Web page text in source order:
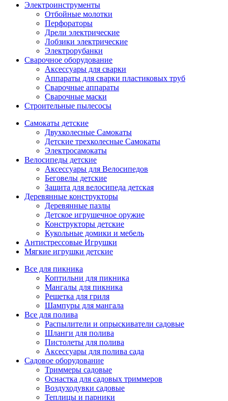
Электроинструменты
Отбойные молотки
Перфораторы
Дрели электрические
Лобзики электрические
Электрорубанки
Сварочное оборудование
Аксессуары для сварки
Аппараты для сварки пластиковых труб
Сварочные аппараты
Сварочные маски
Строительные пылесосы
Самокаты детские
Двухколесные Cамокаты
Детские трехколесные Самокаты
Электросамокаты
Велосипеды детские
Аксессуары для Велосипедов
Беговелы детские
Защита для велосипеда детская
Деревянные конструкторы
Деревянные пазлы
Детское игрушечное оружие
Конструкторы детские
Кукольные домики и мебель
Антистрессовые Игрушки
Мягкие игрушки детские
Все для пикника
Коптильни для пикника
Мангалы для пикника
Решетка для гриля
Шампуры для мангала
Все для полива
Распылители и опрыскиватели садовые
Шланги для полива
Пистолеты для полива
Аксессуары для полива сада
Садовое оборудование
Триммеры садовые
Оснастка для садовых триммеров
Воздуходувки садовые
Теплицы и парники